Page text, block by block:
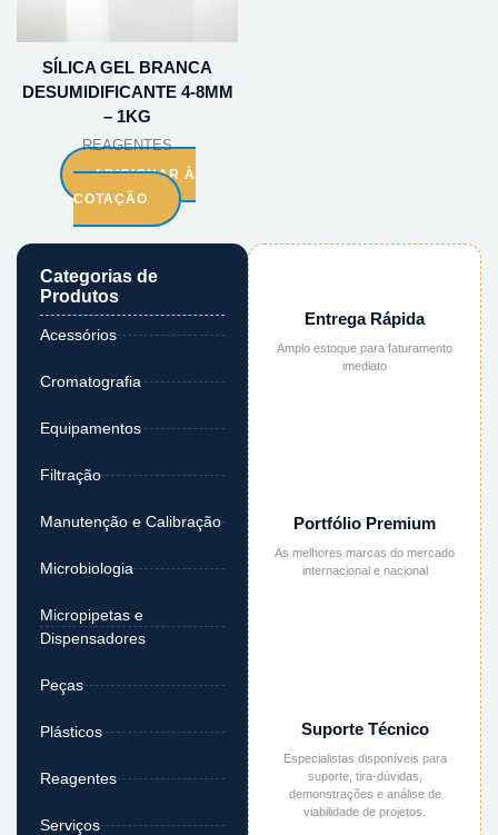
Categorias de
Produtos
Acessórios
Cromatografia
Equipamentos
Filtração
Manutenção e Calibração
Microbiologia
Micropipetas e
Dispensadores
Peças
Plásticos
Reagentes
Serviços
Entrega Rápida
Amplo estoque para faturamento
imediato
Portfólio Premium
As melhores marcas do mercado
internacional e nacional
Suporte Técnico
Especialistas disponíveis para
suporte, tira-dúvidas,
demonstrações e análise de
viabilidade de projetos.
SÍLICA GEL BRANCA
DESUMIDIFICANTE 4-8MM
– 1KG
REAGENTES
ADICIONAR À
COTAÇÃO